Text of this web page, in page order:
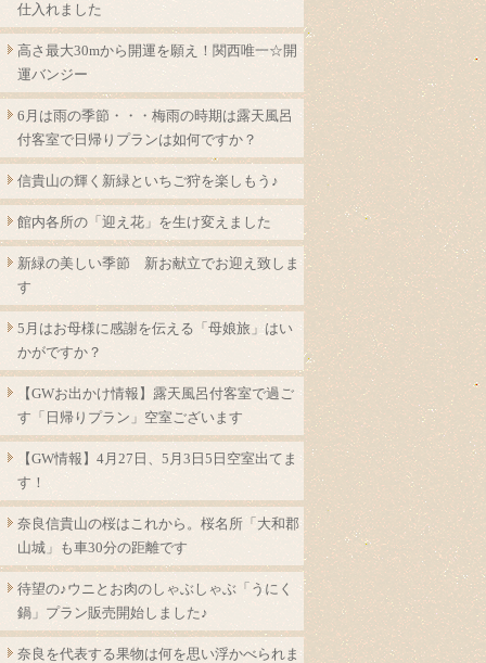
仕入れました
高さ最大30mから開運を願え！関西唯一☆開
運バンジー
6月は雨の季節・・・梅雨の時期は露天風呂
付客室で日帰りプランは如何ですか？
信貴山の輝く新緑といちご狩を楽しもう♪
館内各所の「迎え花」を生け変えました
新緑の美しい季節 新お献立でお迎え致しま
す
5月はお母様に感謝を伝える「母娘旅」はい
かがですか？
【GWお出かけ情報】露天風呂付客室で過ご
す「日帰りプラン」空室ございます
【GW情報】4月27日、5月3日5日空室出てま
す！
奈良信貴山の桜はこれから。桜名所「大和郡
山城」も車30分の距離です
待望の♪ウニとお肉のしゃぶしゃぶ「うにく
鍋」プラン販売開始しました♪
奈良を代表する果物は何を思い浮かべられま